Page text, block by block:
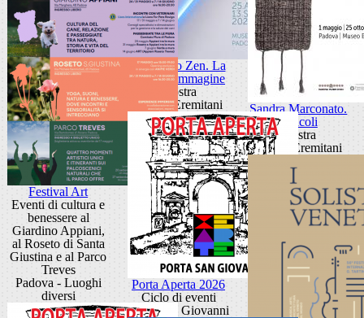
Giancarlo Zen. La
luce fa l'immagine
Mostra
Museo Eremitani
Sandra Marconato.
Oracoli
Mostra
Museo Eremitani
Festival Art
Eventi di cultura e
benessere al
Giardino Appiani,
al Roseto di Santa
Giustina e al Parco
Treves
Padova - Luoghi
diversi
Porta Aperta 2026
Ciclo di eventi
Porta San Giovanni